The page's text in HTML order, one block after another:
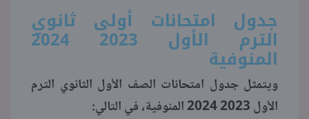
جدول امتحانات أولى ثانوي
الترم الأول 2023 2024
المنوفية
ويتمثل جدول امتحانات الصف الأول الثانوي الترم
الأول 2023 2024 المنوفية، في التالي: